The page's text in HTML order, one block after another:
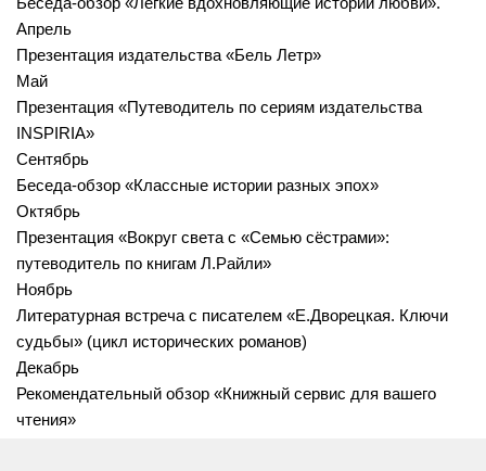
Апрель
Презентация издательства «Бель Летр»
Май
Презентация «Путеводитель по сериям издательства
INSPIRIA»
Сентябрь
Беседа-обзор «Классные истории разных эпох»
Октябрь
Презентация «Вокруг света с «Семью сёстрами»:
путеводитель по книгам Л.Райли»
Ноябрь
Литературная встреча с писателем «Е.Дворецкая. Ключи
судьбы» (цикл исторических романов)
Декабрь
Рекомендательный обзор «Книжный сервис для вашего
чтения»